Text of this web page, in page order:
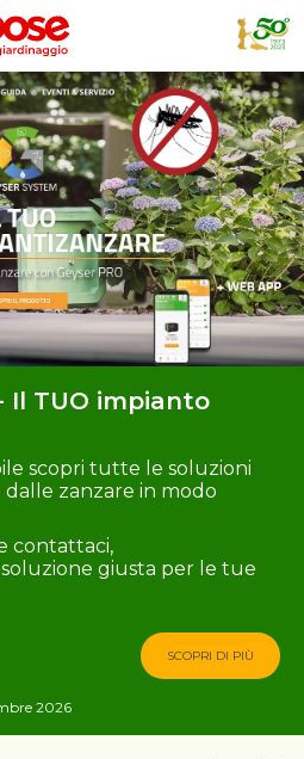
Il TUO impianto
scopri tutte le soluzioni
zanzare in modo
contattaci,
giusta per le tue
SCOPRI DI PIÙ
2026